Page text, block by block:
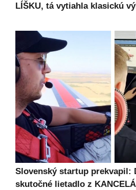
LÍŠKU, tá vytiahla klasickú
Slovenský startup prekvapil:
skutočné lietadlo z